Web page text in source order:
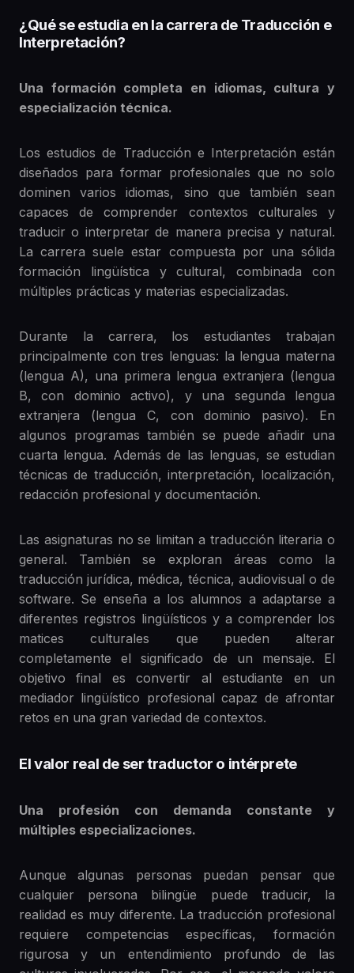
¿Qué se estudia en la carrera de Traducción e
Interpretación?
Una formación completa en idiomas, cultura y
especialización técnica.
Los estudios de Traducción e Interpretación están
diseñados para formar profesionales que no solo
dominen varios idiomas, sino que también sean
capaces de comprender contextos culturales y
traducir o interpretar de manera precisa y natural.
La carrera suele estar compuesta por una sólida
formación lingüística y cultural, combinada con
múltiples prácticas y materias especializadas.
Durante la carrera, los estudiantes trabajan
principalmente con tres lenguas: la lengua materna
(lengua A), una primera lengua extranjera (lengua
B, con dominio activo), y una segunda lengua
extranjera (lengua C, con dominio pasivo). En
algunos programas también se puede añadir una
cuarta lengua. Además de las lenguas, se estudian
técnicas de traducción, interpretación, localización,
redacción profesional y documentación.
Las asignaturas no se limitan a traducción literaria o
general. También se exploran áreas como la
traducción jurídica, médica, técnica, audiovisual o de
software. Se enseña a los alumnos a adaptarse a
diferentes registros lingüísticos y a comprender los
matices culturales que pueden alterar
completamente el significado de un mensaje. El
objetivo final es convertir al estudiante en un
mediador lingüístico profesional capaz de afrontar
retos en una gran variedad de contextos.
El valor real de ser traductor o intérprete
Una profesión con demanda constante y
múltiples especializaciones.
Aunque algunas personas puedan pensar que
cualquier persona bilingüe puede traducir, la
realidad es muy diferente. La traducción profesional
requiere competencias específicas, formación
rigurosa y un entendimiento profundo de las